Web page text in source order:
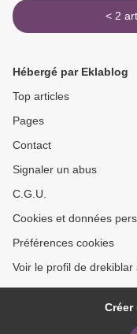
< 2
Hébergé par Eklablog
Top articles
Pages
Contact
Signaler un abus
C.G.U.
Cookies et données
Préférences cookies
Voir le profil de